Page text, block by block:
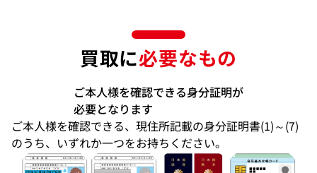
買取に必要なもの
ご本人様を確認できる身分証明が
必要となります
ご本人様を確認できる、現住所記載の身分証明書(1)～(7)
のうち、いずれか一つをお持ちください。